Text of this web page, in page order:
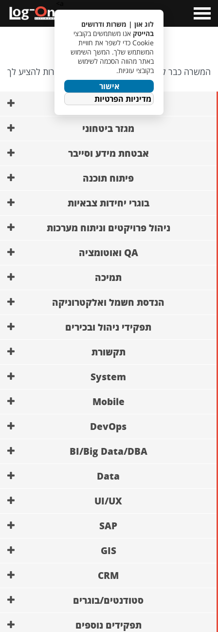
Menu
אופס…
המשרה כבר לא קיימת, אבל יש לנו משרות אחרות להציע לך
🙂
AI ופיתוח מודלים
מגזר ביטחוני
אבטחת מידע וסייבר
פיתוח תוכנה
בוגרי יחידות צבאיות
ניהול פרויקטים וניתוח מערכות
QA ואוטומציה
תמיכה
הנדסת חשמל ואלקטרוניקה
תפקידי ניהול ובכירים
תקשורת
System
Mobile
DevOps
BI/Big Data/DBA
Data
UI/UX
SAP
GIS
CRM
סטודנטים/בוגרים
תפקידים נוספים
לוג און | משרות ודרושים
בהייטק אנו משתמשים בקובצי
Cookie כדי לשפר את חוויית
המשתמש שלך. המשך השימוש
באתר מהווה הסכמה לשימוש
בקובצי עוגיות.
אישור
מדיניות הפרטיות